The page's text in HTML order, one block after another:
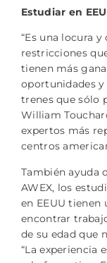
Estudiar en
“Es una locura
restricciones
tienen más
oportunidades
trenes que sólo
William
expertos más
centros
También ayuda
AWEX, los
en EEUU tienen
encontrar
de su edad que
“La experiencia